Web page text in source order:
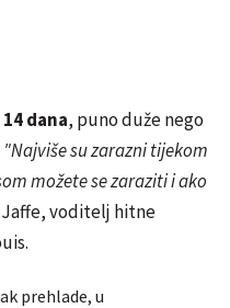
dana, puno duže nego
"Najviše su zarazni tijekom
možete se zaraziti i ako
Jaffe, voditelj hitne
prehlade, u